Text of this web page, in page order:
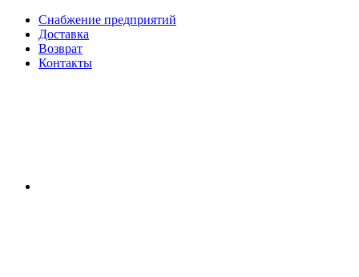
Снабжение предприятий
Доставка
Возврат
Контакты